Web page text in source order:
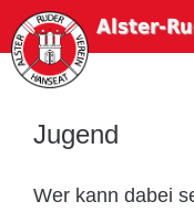
Alster-
Jugend
Wer kann dabei